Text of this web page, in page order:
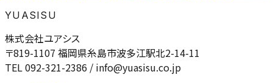
YUASISU
株式会社ユアシス
〒819-1107 福岡県糸島市波多江駅北2-14-11
TEL 092-321-2386 / info@yuasisu.co.jp